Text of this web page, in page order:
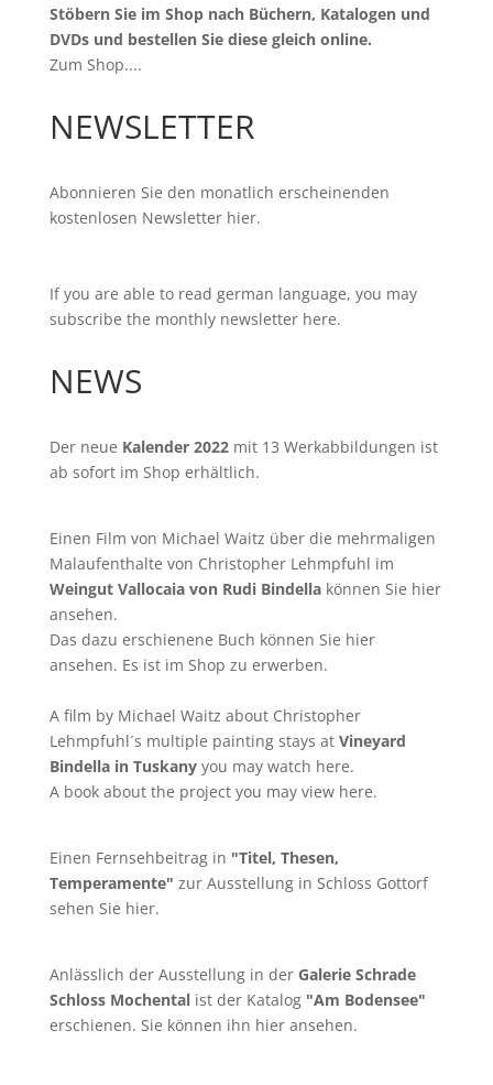
Stöbern Sie im Shop nach Büchern, Katalogen und
DVDs und bestellen Sie diese gleich online.
Zum Shop....
NEWSLETTER
Abonnieren Sie den monatlich erscheinenden
kostenlosen Newsletter hier.
If you are able to read german language, you may
subscribe the monthly newsletter here.
NEWS
Der neue Kalender 2022mit 13 Werkabbildungen ist
ab sofort im Shop erhältlich.
Einen Film von Michael Waitz über die mehrmaligen
Malaufenthalte von Christopher Lehmpfuhl im
Weingut Vallocaia von Rudi Bindellakönnen Sie hier
ansehen.
Das dazu erschienene Buch können Sie hier
ansehen. Es ist im Shop zu erwerben.
A film by Michael Waitz about Christopher
Lehmpfuhl´s multiple painting stays at Vineyard
Bindella in Tuskanyyou may watch here.
A book about the project you may view here.
Einen Fernsehbeitrag in "Titel, Thesen,
Temperamente" zur Ausstellung in Schloss Gottorf
sehen Sie hier.
Anlässlich der Ausstellung in der Galerie Schrade
Schloss Mochentalist der Katalog "Am Bodensee"
erschienen. Sie können ihn hieransehen.